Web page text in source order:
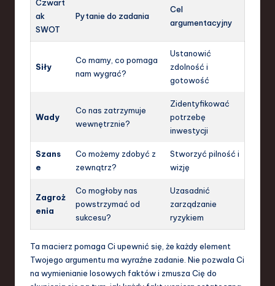
Czwart
ak
SWOT
Pytanie do zadania
Cel
argumentacyjny
Siły
Co mamy, co pomaga
nam wygrać?
Ustanowić
zdolność i
gotowość
Wady
Co nas zatrzymuje
wewnętrznie?
Zidentyfikować
potrzebę
inwestycji
Szans
e
Co możemy zdobyć z
zewnątrz?
Stworzyć pilność i
wizję
Zagroż
enia
Co mogłoby nas
powstrzymać od
sukcesu?
Uzasadnić
zarządzanie
ryzykiem
Ta macierz pomaga Ci upewnić się, że każdy element
Twojego argumentu ma wyraźne zadanie. Nie pozwala Ci
na wymienianie losowych faktów i zmusza Cię do